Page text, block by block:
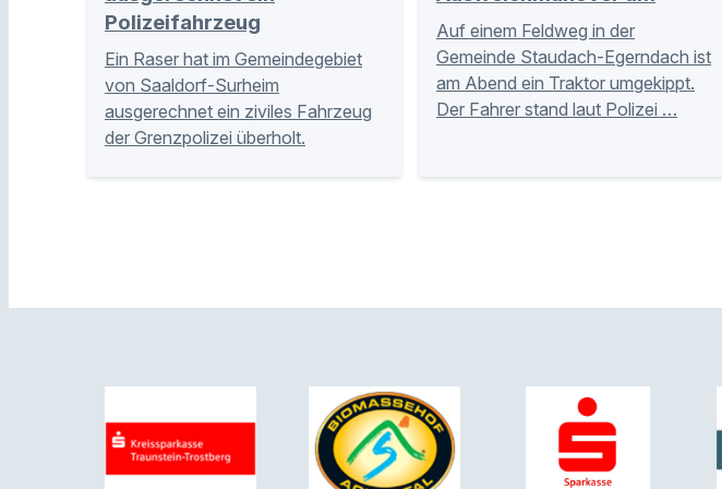
Polizeifahrzeug
Ein Raser hat im Gemeindegebiet
von Saaldorf-Surheim
ausgerechnet ein ziviles Fahrzeug
der Grenzpolizei überholt.
Auf einem Feldweg in der
Gemeinde Staudach-Egerndach ist
am Abend ein Traktor umgekippt.
Der Fahrer stand laut Polizei …